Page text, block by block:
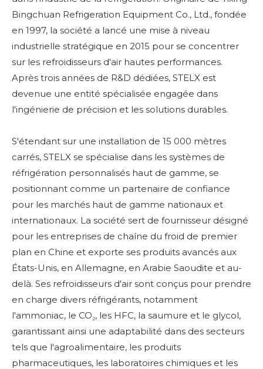
Bingchuan Refrigeration Equipment Co., Ltd., fondée
en 1997, la société a lancé une mise à niveau
industrielle stratégique en 2015 pour se concentrer
sur les refroidisseurs d'air hautes performances.
Après trois années de R&D dédiées, STELX est
devenue une entité spécialisée engagée dans
l'ingénierie de précision et les solutions durables.
S'étendant sur une installation de 15 000 mètres
carrés, STELX se spécialise dans les systèmes de
réfrigération personnalisés haut de gamme, se
positionnant comme un partenaire de confiance
pour les marchés haut de gamme nationaux et
internationaux. La société sert de fournisseur désigné
pour les entreprises de chaîne du froid de premier
plan en Chine et exporte ses produits avancés aux
États-Unis, en Allemagne, en Arabie Saoudite et au-
delà. Ses refroidisseurs d'air sont conçus pour prendre
en charge divers réfrigérants, notamment
l'ammoniac, le CO₂, les HFC, la saumure et le glycol,
garantissant ainsi une adaptabilité dans des secteurs
tels que l'agroalimentaire, les produits
pharmaceutiques, les laboratoires chimiques et les